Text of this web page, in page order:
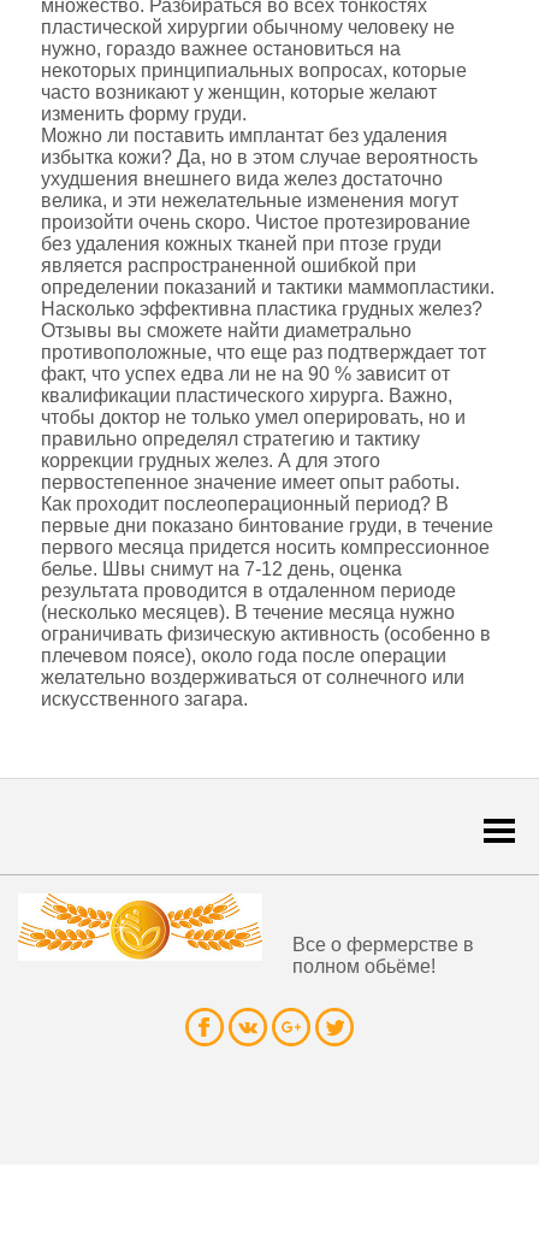
множество. Разбираться во всех тонкостях
пластической хирургии обычному человеку не
нужно, гораздо важнее остановиться на
некоторых принципиальных вопросах, которые
часто возникают у женщин, которые желают
изменить форму груди.
Можно ли поставить имплантат без удаления
избытка кожи? Да, но в этом случае вероятность
ухудшения внешнего вида желез достаточно
велика, и эти нежелательные изменения могут
произойти очень скоро. Чистое протезирование
без удаления кожных тканей при птозе груди
является распространенной ошибкой при
определении показаний и тактики маммопластики.
Насколько эффективна пластика грудных желез?
Отзывы вы сможете найти диаметрально
противоположные, что еще раз подтверждает тот
факт, что успех едва ли не на 90 % зависит от
квалификации пластического хирурга. Важно,
чтобы доктор не только умел оперировать, но и
правильно определял стратегию и тактику
коррекции грудных желез. А для этого
первостепенное значение имеет опыт работы.
Как проходит послеоперационный период? В
первые дни показано бинтование груди, в течение
первого месяца придется носить компрессионное
белье. Швы снимут на 7-12 день, оценка
результата проводится в отдаленном периоде
(несколько месяцев). В течение месяца нужно
ограничивать физическую активность (особенно в
плечевом поясе), около года после операции
желательно воздерживаться от солнечного или
искусственного загара.
Все о фермерстве в
полном обьёме!